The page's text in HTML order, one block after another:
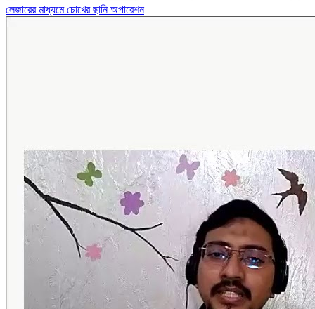
লেজারের মাধ্যমে চোখের ছানি অপারেশন